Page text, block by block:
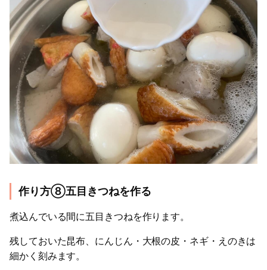
作り方⑧五目きつねを作る
煮込んでいる間に五目きつねを作ります。
残しておいた昆布、にんじん・大根の皮・ネギ・えのきは
細かく刻みます。